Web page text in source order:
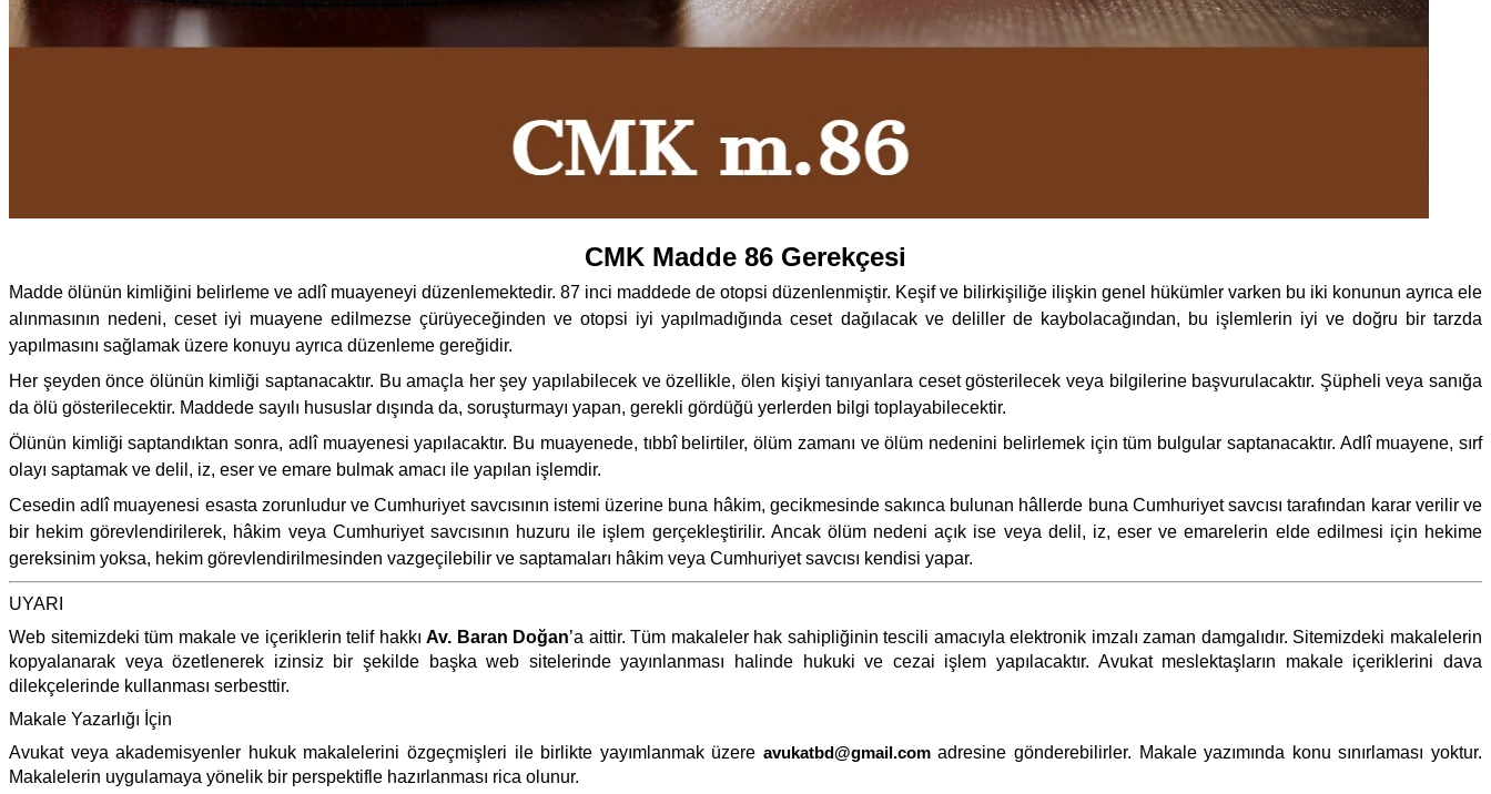
CMK Madde 86 Gerekçesi
Madde ölünün kimliğini belirleme ve adlî muayeneyi düzenlemektedir. 87 inci maddede de otopsi düzenlenmiştir. Keşif ve bilirkişiliğe ilişkin genel hükümler varken bu iki konunun ayrıca ele
alınmasının nedeni, ceset iyi muayene edilmezse çürüyeceğinden ve otopsi iyi yapılmadığında ceset dağılacak ve deliller de kaybolacağından, bu işlemlerin iyi ve doğru bir tarzda
yapılmasını sağlamak üzere konuyu ayrıca düzenleme gereğidir.
Her şeyden önce ölünün kimliği saptanacaktır. Bu amaçla her şey yapılabilecek ve özellikle, ölen kişiyi tanıyanlara ceset gösterilecek veya bilgilerine başvurulacaktır. Şüpheli veya sanığa
da ölü gösterilecektir. Maddede sayılı hususlar dışında da, soruşturmayı yapan, gerekli gördüğü yerlerden bilgi toplayabilecektir.
Ölünün kimliği saptandıktan sonra, adlî muayenesi yapılacaktır. Bu muayenede, tıbbî belirtiler, ölüm zamanı ve ölüm nedenini belirlemek için tüm bulgular saptanacaktır. Adlî muayene, sırf
olayı saptamak ve delil, iz, eser ve emare bulmak amacı ile yapılan işlemdir.
Cesedin adlî muayenesi esasta zorunludur ve Cumhuriyet savcısının istemi üzerine buna hâkim, gecikmesinde sakınca bulunan hâllerde buna Cumhuriyet savcısı tarafından karar verilir ve
bir hekim görevlendirilerek, hâkim veya Cumhuriyet savcısının huzuru ile işlem gerçekleştirilir. Ancak ölüm nedeni açık ise veya delil, iz, eser ve emarelerin elde edilmesi için hekime
gereksinim yoksa, hekim görevlendirilmesinden vazgeçilebilir ve saptamaları hâkim veya Cumhuriyet savcısı kendisi yapar.
UYARI
Web sitemizdeki tüm makale ve içeriklerin telif hakkıAv. Baran Doğan’a aittir. Tüm makaleler hak sahipliğinin tescili amacıyla elektronik imzalı zaman damgalıdır. Sitemizdeki makalelerin
kopyalanarak veya özetlenerek izinsiz bir şekilde başka web sitelerinde yayınlanması halinde hukuki ve cezai işlem yapılacaktır. Avukat meslektaşların makale içeriklerini dava
dilekçelerinde kullanması serbesttir.
Makale Yazarlığı İçin
Avukat veya akademisyenler hukuk makalelerini özgeçmişleri ile birlikte yayımlanmak üzere avukatbd@gmail.comadresine gönderebilirler. Makale yazımında konu sınırlaması yoktur.
Makalelerin uygulamaya yönelik bir perspektifle hazırlanması rica olunur.